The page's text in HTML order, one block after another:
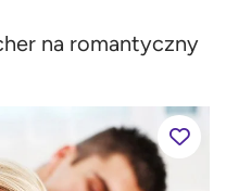
na romantyczny